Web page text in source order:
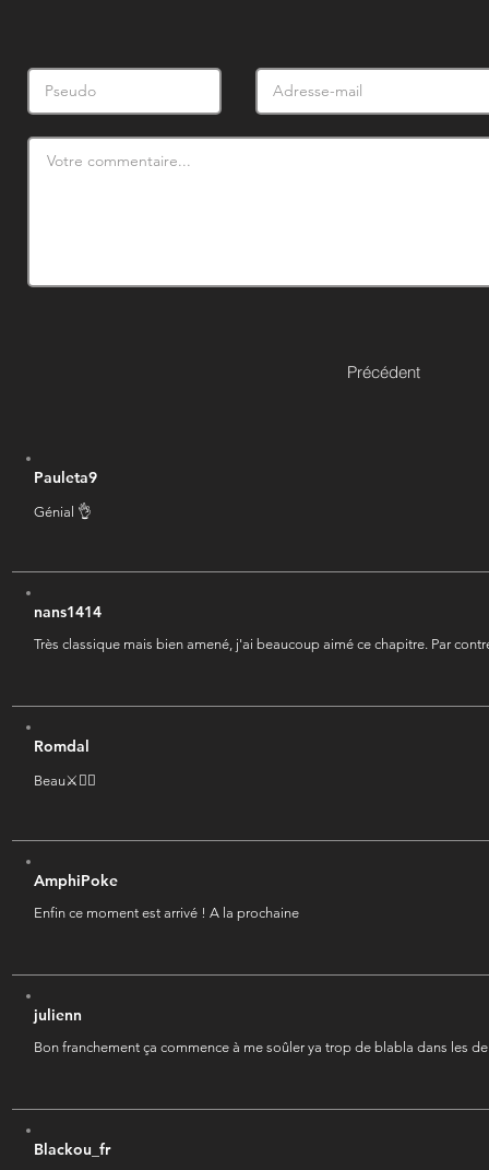
Précédent
Pauleta9
Génial 👌
nans1414
Très classique mais bien amené, j'ai beaucoup aimé ce chapitre. Par
Romdal
Beau⚔🏴‍☠️
AmphiPoke
Enfin ce moment est arrivé ! A la prochaine
julienn
Bon franchement ça commence à me soûler ya trop de blabla dans les
Blackou_fr